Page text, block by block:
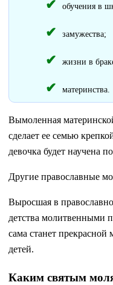
обучения в
замужества;
жизни в
материнства.
Вымоленная
сделает ее семью
девочка будет научена
Другие православные
Выросшая в
детства молитвенными
сама станет
детей.
Каким святым